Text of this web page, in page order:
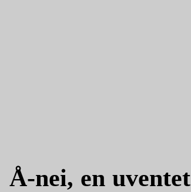
Å-nei, en uventet